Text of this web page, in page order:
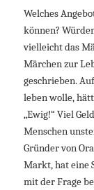
Welches
können?
vielleicht das
Märchen zur
geschrieben.
leben wolle,
„Ewig!“ Viel
Menschen
Gründer von
Markt, hat eine
mit der Frage